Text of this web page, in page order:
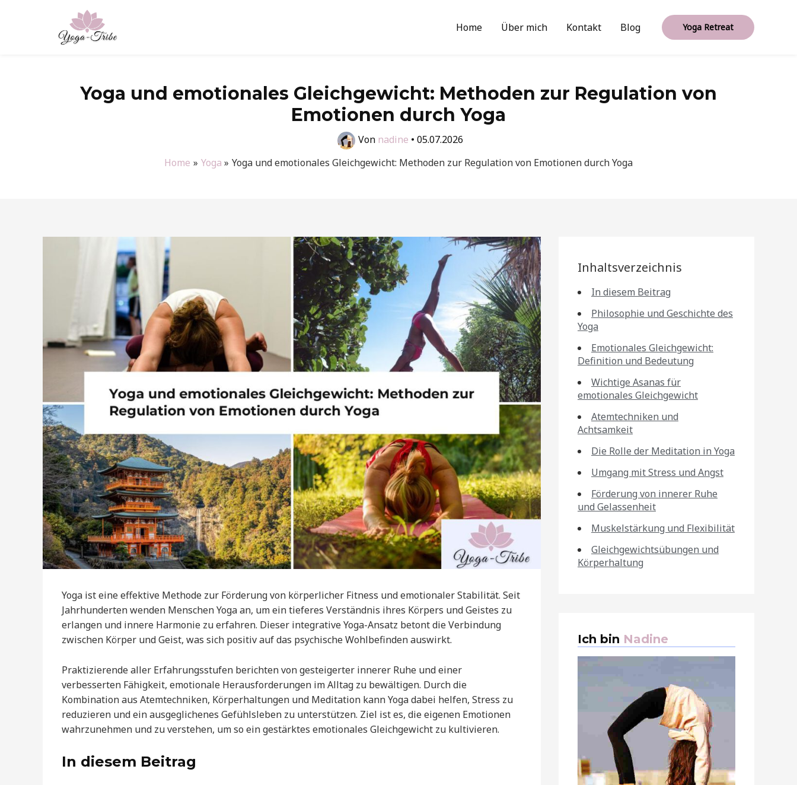
Home Über mich Kontakt Blog Yoga Retreat
Yoga und emotionales Gleichgewicht: Methoden zur Regulation von
Emotionen durch Yoga
Von nadine • 05.07.2026
Home
Yoga Yoga und emotionales Gleichgewicht: Methoden zur Regulation von Emotionen durch Yoga
Yoga ist eine effektive Methode zur Förderung von körperlicher Fitness und emotionaler Stabilität. Seit
Jahrhunderten wenden Menschen Yoga an, um ein tieferes Verständnis ihres Körpers und Geistes zu
erlangen und innere Harmonie zu erfahren. Dieser integrative Yoga-Ansatz betont die Verbindung
zwischen Körper und Geist, was sich positiv auf das psychische Wohlbefinden auswirkt.
Praktizierende aller Erfahrungsstufen berichten von gesteigerter innerer Ruhe und einer
verbesserten Fähigkeit, emotionale Herausforderungen im Alltag zu bewältigen. Durch die
Kombination aus Atemtechniken, Körperhaltungen und Meditation kann Yoga dabei helfen, Stress zu
reduzieren und ein ausgeglichenes Gefühlsleben zu unterstützen. Ziel ist es, die eigenen Emotionen
wahrzunehmen und zu verstehen, um so ein gestärktes emotionales Gleichgewicht zu kultivieren.
In diesem Beitrag
Inhaltsverzeichnis
In diesem Beitrag
Philosophie und Geschichte des
Yoga
Emotionales Gleichgewicht:
Definition und Bedeutung
Wichtige Asanas für
emotionales Gleichgewicht
Atemtechniken und
Achtsamkeit
Die Rolle der Meditation in Yoga
Umgang mit Stress und Angst
Förderung von innerer Ruhe
und Gelassenheit
Muskelstärkung und Flexibilität
Gleichgewichtsübungen und
Körperhaltung
Ich bin Nadine